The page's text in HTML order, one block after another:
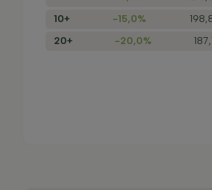
10+
-15,0%
20+
-20,0%